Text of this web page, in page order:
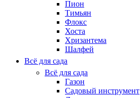
Пион
Тимьян
Флокс
Хоста
Хризантема
Шалфей
Всё для сада
Всё для сада
Газон
Садовый инструмент